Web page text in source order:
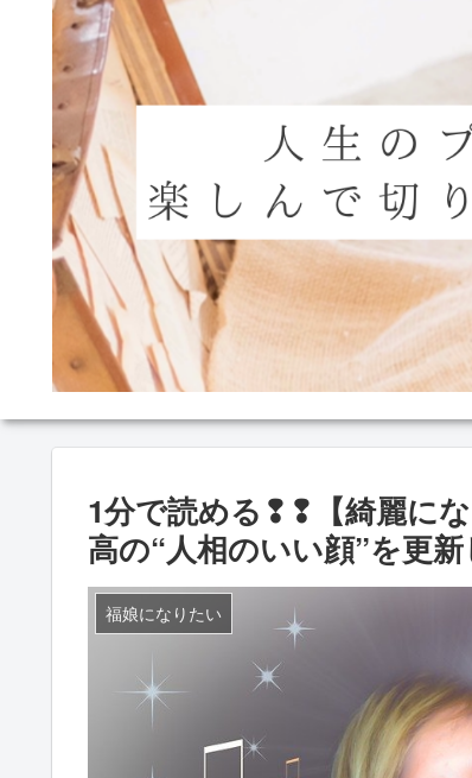
1分で読める❢❢【綺麗に
高の“人相のいい顔”を更
福娘になりたい